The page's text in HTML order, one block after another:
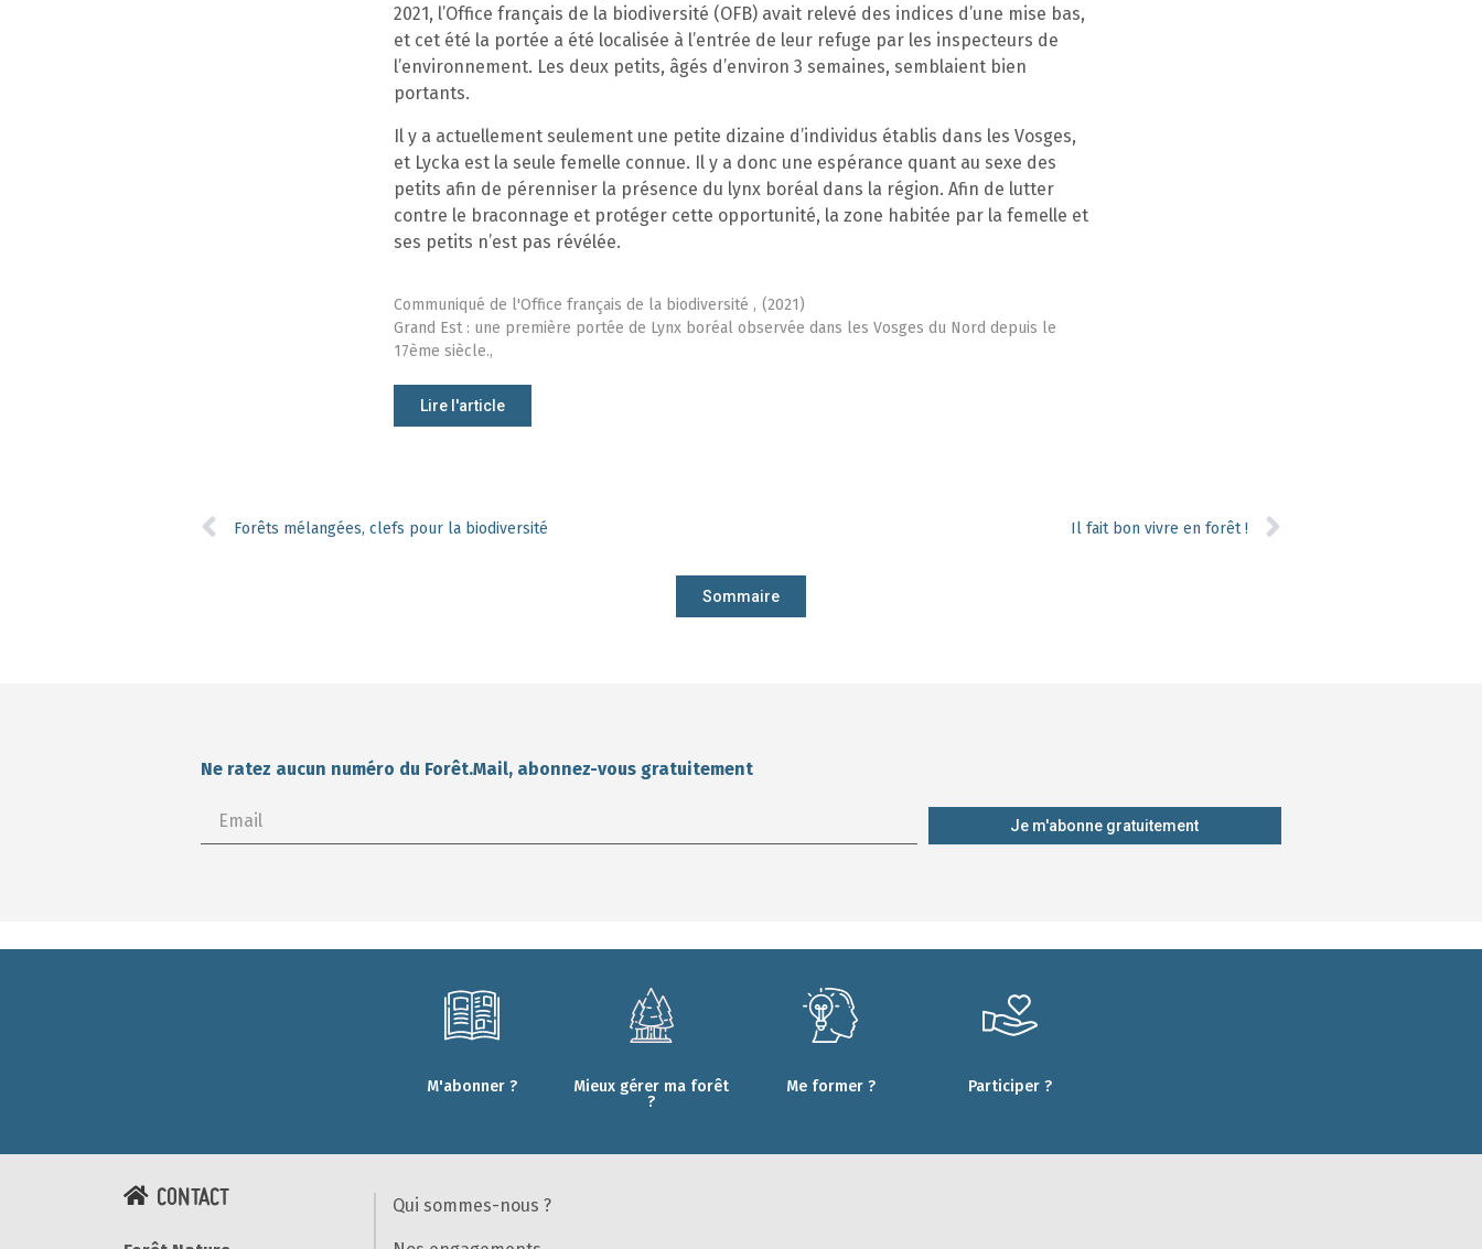
2021, l’Office français de la biodiversité (OFB) avait relevé des indices d’une mise bas,
et cet été la portée a été localisée à l’entrée de leur refuge par les inspecteurs de
l’environnement. Les deux petits, âgés d’environ 3 semaines, semblaient bien
portants.
Il y a actuellement seulement une petite dizaine d’individus établis dans les Vosges,
et Lycka est la seule femelle connue. Il y a donc une espérance quant au sexe des
petits afin de pérenniser la présence du lynx boréal dans la région. Afin de lutter
contre le braconnage et protéger cette opportunité, la zone habitée par la femelle et
ses petits n’est pas révélée.
Communiqué de l'Office français de la biodiversité , (2021)
Grand Est : une première portée de Lynx boréal observée dans les Vosges du Nord depuis le
17ème siècle.,
Lire l'article
Forêts mélangées, clefs pour la biodiversité Il fait bon vivre en forêt !
Sommaire
Ne ratez aucun numéro du Forêt.Mail, abonnez-vous gratuitement
Je m'abonne gratuitement
M'abonner ?
Mieux gérer ma forêt
?
Me former ? Participer ?
CONTACT Qui sommes-nous ?